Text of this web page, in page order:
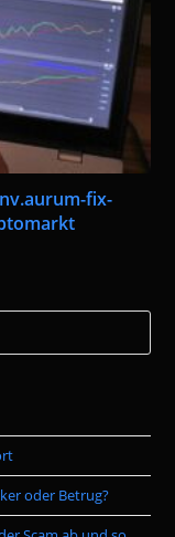
fix-
the
oder Betrug?